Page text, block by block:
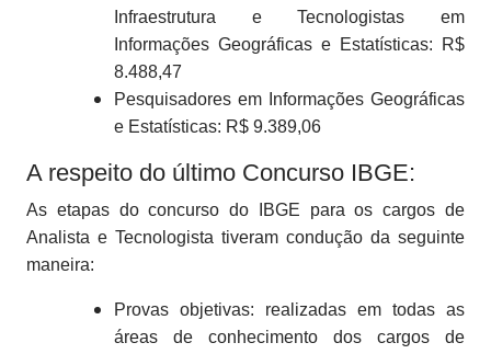
Infraestrutura e Tecnologistas em
Informações Geográficas e Estatísticas: R$
8.488,47
Pesquisadores em Informações Geográficas
e Estatísticas: R$ 9.389,06
A respeito do último Concurso IBGE:
As etapas do concurso do IBGE para os cargos de
Analista e Tecnologista tiveram condução da seguinte
maneira:
Provas objetivas: realizadas em todas as
áreas de conhecimento dos cargos de